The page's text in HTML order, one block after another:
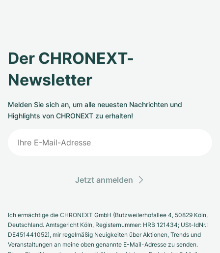
Der CHRONEXT-
Newsletter
Melden Sie sich an, um alle neuesten Nachrichten und
Highlights von CHRONEXT zu erhalten!
Jetzt anmelden
Ich ermächtige die CHRONEXT GmbH (Butzweilerhofallee 4, 50829 Köln,
Deutschland. Amtsgericht Köln, Registernummer: HRB 121434; USt-IdNr.:
DE451441052), mir regelmäßig Neuigkeiten über Aktionen, Trends und
Veranstaltungen an meine oben genannte E-Mail-Adresse zu senden.